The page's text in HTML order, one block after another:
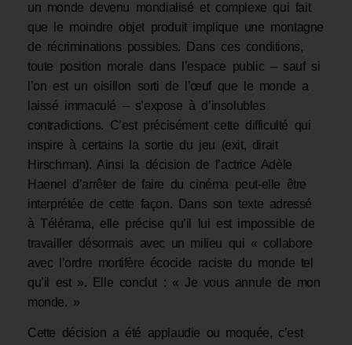
un monde devenu mondialisé et complexe qui fait
que le moindre objet produit implique une montagne
de récriminations possibles. Dans ces conditions,
toute position morale dans l’espace public – sauf si
l’on est un oisillon sorti de l’œuf que le monde a
laissé immaculé – s’expose à d’insolubles
contradictions. C’est précisément cette difficulté qui
inspire à certains la sortie du jeu (exit, dirait
Hirschman). Ainsi la décision de l’actrice Adèle
Haenel d’arrêter de faire du cinéma peut-elle être
interprétée de cette façon. Dans son texte adressé
à Télérama, elle précise qu’il lui est impossible de
travailler désormais avec un milieu qui « collabore
avec l’ordre mortifère écocide raciste du monde tel
qu’il est ». Elle conclut : « Je vous annule de mon
monde. »
Cette décision a été applaudie ou moquée, c’est